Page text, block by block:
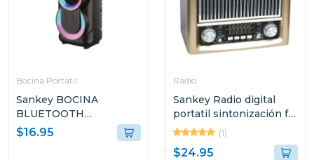
Bocina Portatil
Sankey BOCINA
BLUETOOTH
PORTATIL 10W
4DCD101
$16.95
Radio
Sankey Radio digital
portatil sintonización fm
bluetooth dorado
(1)
$24.95